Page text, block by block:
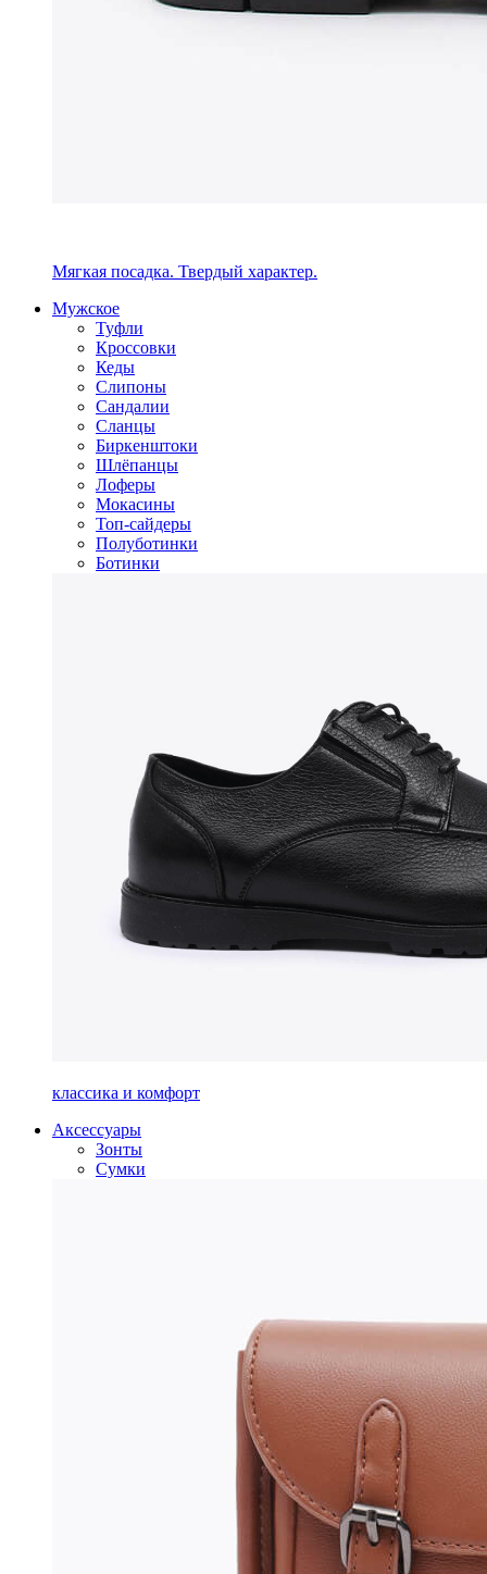
Мягкая посадка. Твердый характер.
Мужское
Туфли
Кроссовки
Кеды
Слипоны
Сандалии
Сланцы
Биркенштоки
Шлёпанцы
Лоферы
Мокасины
Топ-сайдеры
Полуботинки
Ботинки
классика и комфорт
Аксессуары
Зонты
Сумки